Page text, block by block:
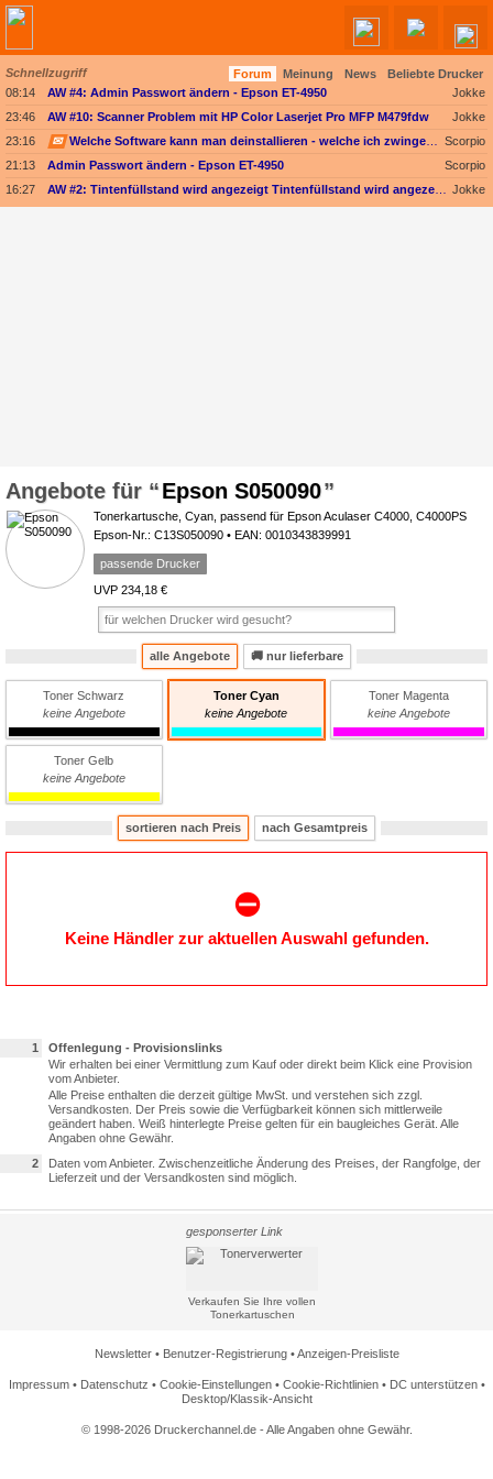
Schnellzugriff Forum Meinung News
Beliebte Drucker
08:14
AW #4: Admin Passwort ändern - Epson ET-4950
Jokke
23:46
AW #10: Scanner Problem mit HP Color Laserjet Pro MFP M479fdw
Jokke
23:16
✉
Scorpio
21:13
Admin Passwort ändern - Epson ET-4950
Scorpio
16:27
Jokke
Epson S050090
Tonerkartusche, Cyan, passend für Epson Aculaser C4000, C4000PS
Epson-Nr.: C13S050090 • EAN: 0010343839991
passende Drucker
UVP 234,18 €
alle Angebote 🚚 nur lieferbare
Toner Schwarz
keine Angebote
Toner Cyan
keine Angebote
Toner Magenta
keine Angebote
Toner Gelb
keine Angebote
sortieren nach Preis nach Gesamtpreis
⛔️
Keine Händler zur aktuellen Auswahl gefunden.
1
Offenlegung - Provisionslinks
Wir erhalten bei einer Vermittlung zum Kauf oder direkt beim Klick eine Provision
vom Anbieter.
Alle Preise enthalten die derzeit gültige MwSt. und verstehen sich zzgl.
Versandkosten. Der Preis sowie die Verfügbarkeit können sich mittlerweile
geändert haben. Weiß hinterlegte Preise gelten für ein baugleiches Gerät. Alle
Angaben ohne Gewähr.
2
Daten vom Anbieter. Zwischenzeitliche Änderung des Preises, der Rangfolge, der
Lieferzeit und der Versandkosten sind möglich.
gesponserter Link
Verkaufen Sie Ihre vollen
Tonerkartuschen
Newsletter• Benutzer-Registrierung•Anzeigen-Preisliste
Impressum• Datenschutz • Cookie-Einstellungen• Cookie-Richtlinien• DC unterstützen•
Desktop/Klassik-Ansicht
© 1998-2026 Druckerchannel.de - Alle Angaben ohne Gewähr.